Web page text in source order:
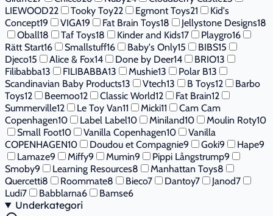
LIEWOOD22 Tooky Toy22 Egmont Toys21
Kid's
Concept19 VIGA19 Fat Brain Toys18 Jellystone Designs18
Oball18 Taf Toys18 Kinder and Kids17 Playgro16
Rätt Start16 Smallstuff16 Baby's Only15 BIBS15
Djeco15 Alice & Fox14 Done by Deer14 BRIO13
Filibabba13 FILIBABBA13 Mushie13 Polar B13
Scandinavian Baby Products13 Vtech13 B Toys12
Barbo
Toys12 Beemoo12 Classic World12 Fat Brain12
Summerville12 Le Toy Van11 Micki11
Cam Cam
Copenhagen10 Label Label10 Miniland10 Moulin Roty10
Small Foot10 Vanilla Copenhagen10
Vanilla
COPENHAGEN10 Doudou et Compagnie9 Goki9 Hape9
Lamaze9 Miffy9 Mumin9 Pippi Långstrump9
Smoby9 Learning Resources8 Manhattan Toys8
Quercetti8 Roommate8 Bieco7 Dantoy7 Janod7
Ludi7 Babblarna6 Bamse6
Underkategori